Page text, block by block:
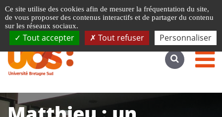
Accéder au site complet
Ce site utilise des cookies afin de mesurer la fréquentation du site,
de vous proposer des contenus interactifs et de partager du contenu
sur les réseaux sociaux.
Tout accepter Tout refuser Personnaliser